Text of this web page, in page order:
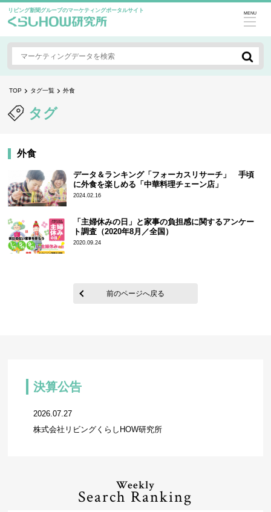
リビング新聞グループのマーケティングポータルサイト MENU
TOP タグ一覧 外食
タグ
外食
データ＆ランキング「フォーカスリサーチ」 手頃
に外食を楽しめる「中華料理チェーン店」
2024.02.16
「主婦休みの日」と家事の負担感に関するアンケー
ト調査（2020年8月／全国）
2020.09.24
前のページへ戻る
決算公告
2026.07.27
株式会社リビングくらしHOW研究所
Weekly
Search Ranking